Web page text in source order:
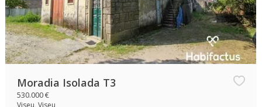
Moradia Isolada T3
530.000 €